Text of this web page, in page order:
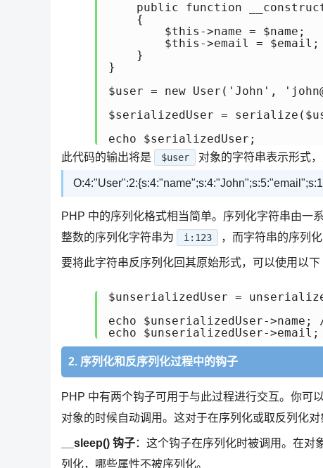
public function
    {
        $this->name = $name;
        $this->email = $email;
    }
}
$user = new User('John',
$serializedUser =
此代码的输出将是 $user 对象的字符串表示形式，
PHP 中的序列化格式相当简单。序列化字符串由一
整数的序列化字符串为
i:123 ，而字符串的序列
要将此字符串反序列化回其原始形式，可以使用以下
$unserializedUser =
echo $unserializedUser->name;
2. 序列化和反序列化过程中的钩子
PHP 中有两个钩子可用于与此过程进行交互。你可
对象的时候自动调用。这对于在序列化或取反列化
__sleep() 钩子：这个钩子在序列化时被调用。在对
列化，哪些属性不被序列化。